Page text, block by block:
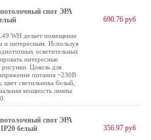
спот ЭРА
WH делает помещение
и интересным. Используя
осветительных
интересные
рисунки. Цоколь для
питания ~230В
светильника белый,
мощность лампы
690.76 руб
спот ЭРА
белый
356.97 руб